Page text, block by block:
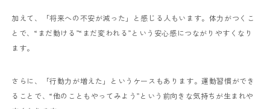
加えて、「将来への不安が減った」と感じる人もいます。体力がつくこ
とで、“まだ動ける”“まだ変われる”という安心感につながりやすくなり
ます。
さらに、「行動力が増えた」というケースもあります。運動習慣ができ
ることで、“他のこともやってみよう”という前向きな気持ちが生まれや